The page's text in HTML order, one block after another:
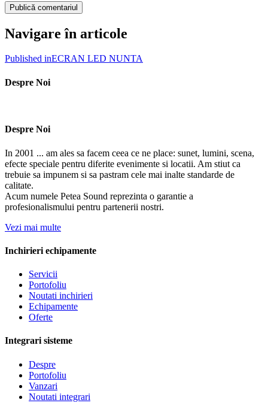
Navigare în articole
Published inECRAN LED NUNTA
Despre Noi
Despre Noi
In 2001 ... am ales sa facem ceea ce ne place: sunet, lumini, scena,
efecte speciale pentru diferite evenimente si locatii. Am stiut ca
trebuie sa impunem si sa pastram cele mai inalte standarde de
calitate.
Acum numele Petea Sound reprezinta o garantie a
profesionalismului pentru partenerii nostri.
Vezi mai multe
Inchirieri echipamente
Servicii
Portofoliu
Noutati inchirieri
Echipamente
Oferte
Integrari sisteme
Despre
Portofoliu
Vanzari
Noutati integrari